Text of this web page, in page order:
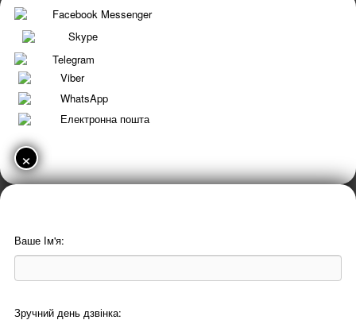
Facebook Messenger
Skype
Telegram
Viber
WhatsApp
Електронна пошта
×
Ваше Ім'я:
Зручний день дзвінка: